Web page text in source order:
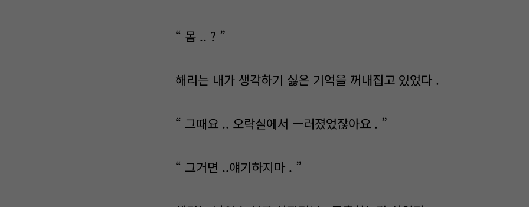
“ 몸 .. ? ”
해리는 내가 생각하기 싫은 기억을 꺼내집고 있었다 .
“ 그때요 .. 오락실에서 ㅡ러졌었잖아요 . ”
“ 그거면 ..얘기하지마 . ”